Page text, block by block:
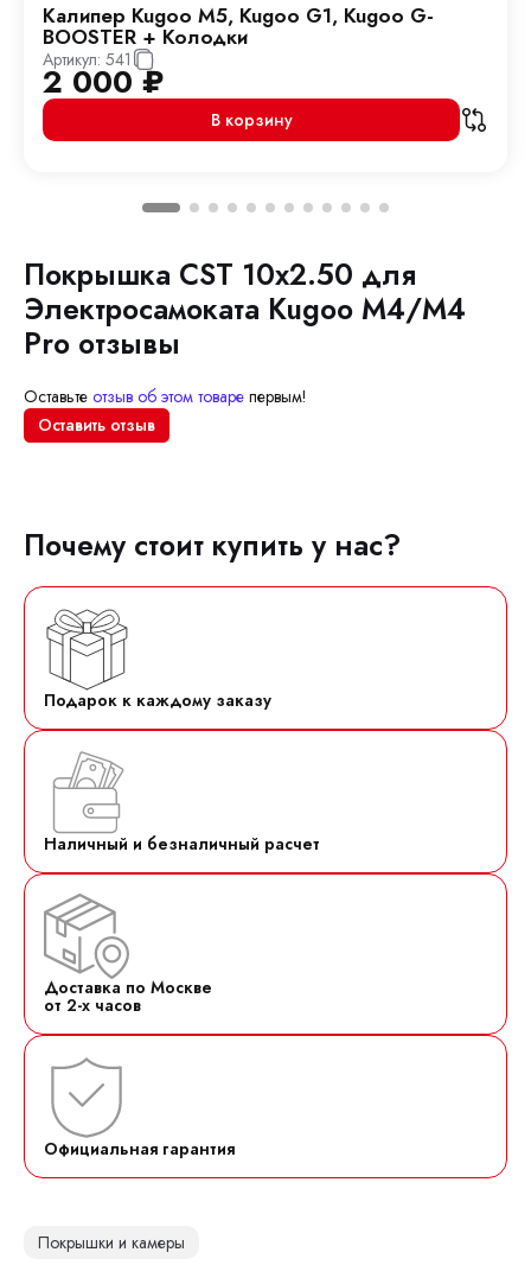
Калипер Kugoo M5, Kugoo G1, Kugoo G-
BOOSTER + Колодки
Артикул: 541
2 000₽
В корзину
Покрышка CST 10x2.50 для
Электросамоката Kugoo M4/M4
Pro отзывы
Оставьте отзыв об этом товаре первым!
Оставить отзыв
Почему стоит купить у нас?
Подарок к каждому заказу
Наличный и безналичный расчет
Доставка по Москве
от 2-х часов
Официальная гарантия
Покрышки и камеры